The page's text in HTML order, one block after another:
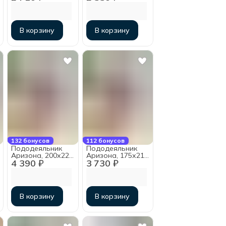
мако-сатин
В корзину
мако-сатин
В корзину
132 бонусов
4 390 ₽
Пододеяльник
Аризона, 200х220
см, мако-сатин
В корзину
112 бонусов
3 730 ₽
Пододеяльник
Аризона, 175х215
см, мако-сатин
В корзину